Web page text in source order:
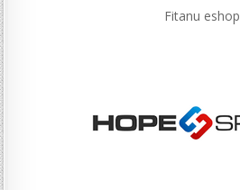
Fitanu eshop